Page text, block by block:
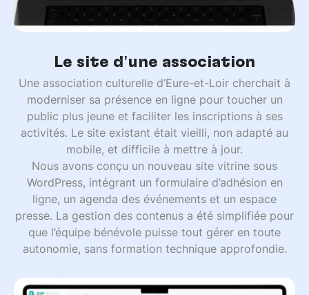
Le site d'une association
Une association culturelle d’Eure-et-Loir cherchait à
moderniser sa présence en ligne pour toucher un
public plus jeune et faciliter les inscriptions à ses
activités. Le site existant était vieilli, non adapté au
mobile, et difficile à mettre à jour.
Nous avons conçu un nouveau site vitrine sous
WordPress, intégrant un formulaire d’adhésion en
ligne, un agenda des événements et un espace
presse. La gestion des contenus a été simplifiée pour
que l’équipe bénévole puisse tout gérer en toute
autonomie, sans formation technique approfondie.